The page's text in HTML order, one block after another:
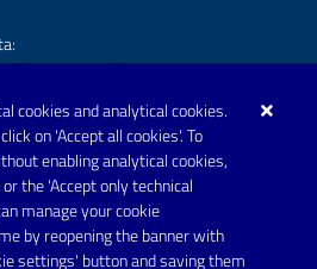
cookies and analytical cookies.
on 'Accept all cookies'. To
enabling analytical cookies,
the 'Accept only technical
manage your cookie
by reopening the banner with
settings' button and saving them
Pubblico